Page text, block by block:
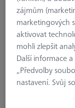
zájmům
marketingových
aktivovat
mohli zlepšit
Další informace
„Předvolby
nastavení. Svůj